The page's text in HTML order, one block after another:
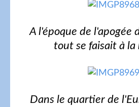
A l'époque de l'apogée
tout se faisait à la
Dans le quartier de